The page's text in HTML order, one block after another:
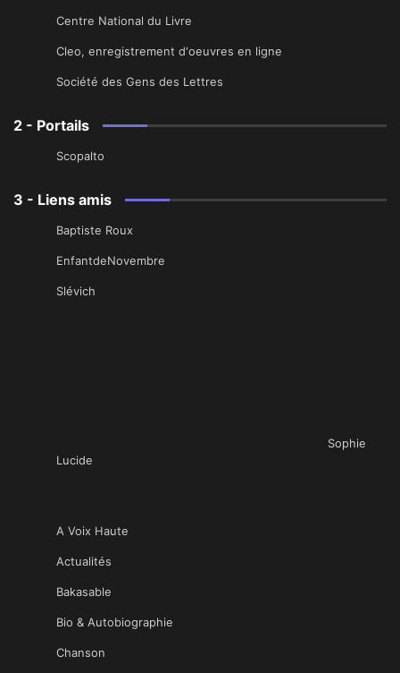
Centre National du Livre
Cleo, enregistrement d'oeuvres en ligne
Société des Gens des Lettres
2 - Portails
Scopalto
3 - Liens amis
Baptiste Roux
EnfantdeNovembre
Slévich
Sophie
Lucide
A Voix Haute
Actualités
Bakasable
Bio & Autobiographie
Chanson